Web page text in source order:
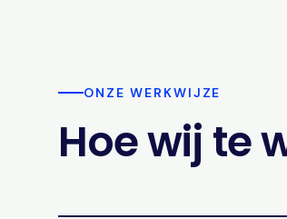
ONZE WERKWIJZE
Hoe wij te